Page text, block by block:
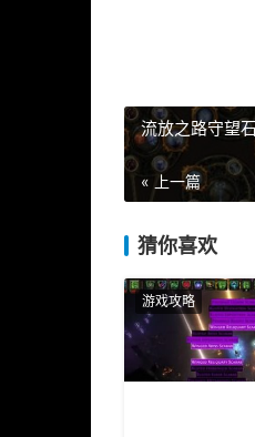
流放之路守望
« 上一篇
猜你喜欢
游戏攻略